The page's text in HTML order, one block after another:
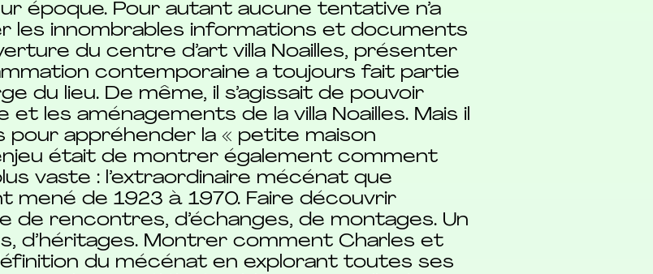
époque. Pour autant aucune tentative n’a
innombrables informations et documents
du centre d’art villa Noailles, présenter
contemporaine a toujours fait partie
du lieu. De même, il s’agissait de pouvoir
les aménagements de la villa Noailles. Mais il
appréhender la « petite maison
était de montrer également comment
vaste : l’extraordinaire mécénat que
mené de 1923 à 1970. Faire découvrir
de rencontres, d’échanges, de montages. Un
d’héritages. Montrer comment Charles et
du mécénat en explorant toutes ses